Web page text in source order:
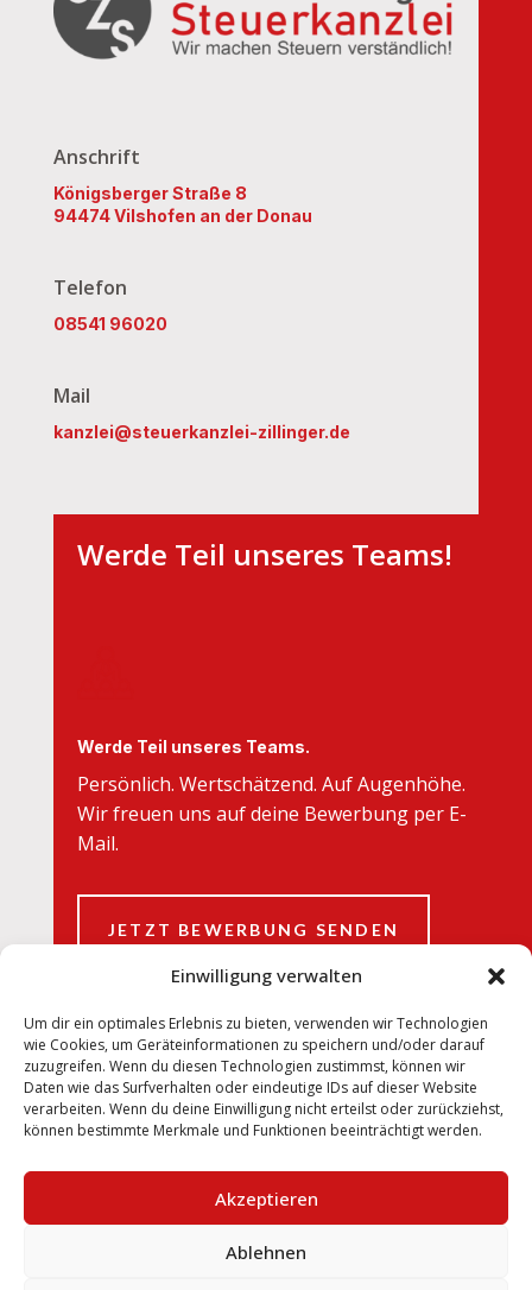
Einwilligung verwalten
Um dir ein optimales Erlebnis zu bieten, verwenden wir Technologien
wie Cookies, um Geräteinformationen zu speichern und/oder darauf
zuzugreifen. Wenn du diesen Technologien zustimmst, können wir
Daten wie das Surfverhalten oder eindeutige IDs auf dieser Website
verarbeiten. Wenn du deine Einwilligung nicht erteilst oder zurückziehst,
können bestimmte Merkmale und Funktionen beeinträchtigt werden.
Akzeptieren
Ablehnen
Anschrift
Königsberger Straße 8
94474 Vilshofen an der Donau
Telefon
08541 96020
Mail
kanzlei@steuerkanzlei-zillinger.de
Werde Teil unseres Teams!
Werde Teil unseres Teams.
Persönlich. Wertschätzend. Auf Augenhöhe.
Wir freuen uns auf deine Bewerbung per E-
Mail.
JETZT BEWERBUNG SENDEN
Datenschutzerklärung